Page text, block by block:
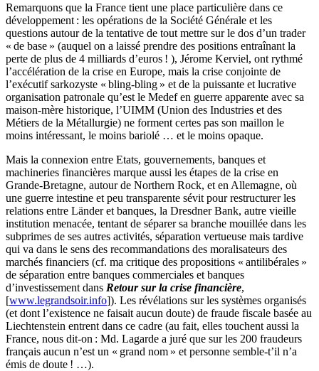
Remarquons que la France tient une place particulière dans ce
développement : les opérations de la Société Générale et les
questions autour de la tentative de tout mettre sur le dos d’un trader
« de base » (auquel on a laissé prendre des positions entraînant la
perte de plus de 4 milliards d’euros ! ), Jérome Kerviel, ont rythmé
l’accélération de la crise en Europe, mais la crise conjointe de
l’exécutif sarkozyste « bling-bling » et de la puissante et lucrative
organisation patronale qu’est le Medef en guerre apparente avec sa
maison-mère historique, l’UIMM (Union des Industries et des
Métiers de la Métallurgie) ne forment certes pas son maillon le
moins intéressant, le moins bariolé … et le moins opaque.
Mais la connexion entre Etats, gouvernements, banques et
machineries financières marque aussi les étapes de la crise en
Grande-Bretagne, autour de Northern Rock, et en Allemagne, où
une guerre intestine et peu transparente sévit pour restructurer les
relations entre Länder et banques, la Dresdner Bank, autre vieille
institution menacée, tentant de séparer sa branche mouillée dans les
subprimes de ses autres activités, séparation vertueuse mais tardive
qui va dans le sens des recommandations des moralisateurs des
marchés financiers (cf. ma critique des propositions « antilibérales »
de séparation entre banques commerciales et banques
d’investissement dans Retour sur la crise financière,
[www.legrandsoir.info]). Les révélations sur les systèmes organisés
(et dont l’existence ne faisait aucun doute) de fraude fiscale basée au
Liechtenstein entrent dans ce cadre (au fait, elles touchent aussi la
France, nous dit-on : Md. Lagarde a juré que sur les 200 fraudeurs
français aucun n’est un « grand nom » et personne semble-t’il n’a
émis de doute ! …).